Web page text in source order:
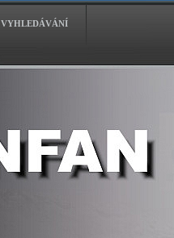
VYHLEDÁVÁNÍ